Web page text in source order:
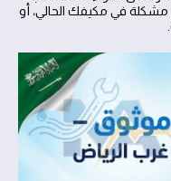
في مكيفك الحالي، أو